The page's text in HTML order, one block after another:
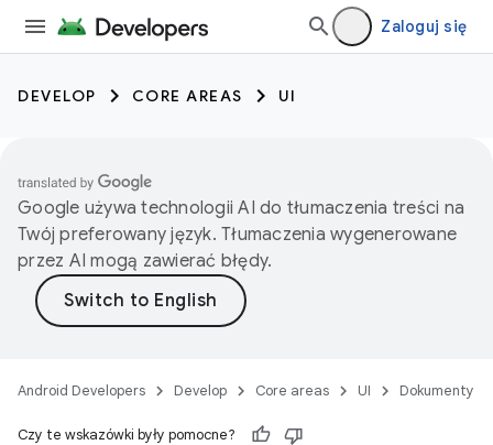
Zaloguj się
DEVELOP CORE AREAS UI
Google używa technologii AI do tłumaczenia treści na
Twój preferowany język. Tłumaczenia wygenerowane
przez AI mogą zawierać błędy.
Android Developers Develop Core areas UI Dokumenty
Czy te wskazówki były pomocne?